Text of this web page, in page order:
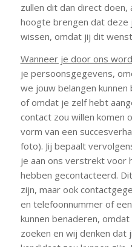
zullen dit dan direct
hoogte brengen dat
wissen, omdat jij dit
Wanneer je door ons
je persoonsgegevens,
we jouw belangen
of omdat je zelf hebt
contact zou willen komen
vorm van een
foto). Jij bepaalt
je aan ons verstrekt voor
hebben gecontacteerd.
zijn, maar ook
en telefoonnummer of
kunnen benaderen,
zoeken en wij denken dat